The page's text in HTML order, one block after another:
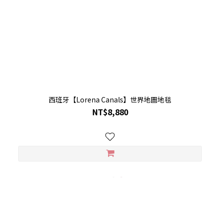
西班牙【Lorena Canals】世界地圖地毯
NT$8,880